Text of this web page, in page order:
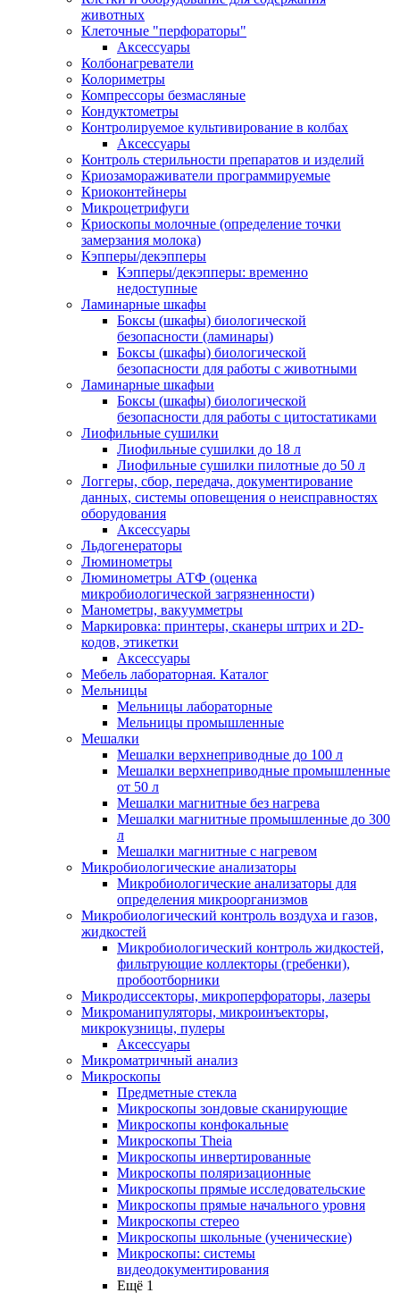
животных
Клеточные "перфораторы"
Аксессуары
Колбонагреватели
Колориметры
Компрессоры безмасляные
Кондуктометры
Контролируемое культивирование в колбах
Аксессуары
Контроль стерильности препаратов и изделий
Криозамораживатели программируемые
Криоконтейнеры
Микроцетрифуги
Криоскопы молочные (определение точки
замерзания молока)
Кэпперы/декэпперы
Кэпперы/декэпперы: временно
недоступные
Ламинарные шкафы
Боксы (шкафы) биологической
безопасности (ламинары)
Боксы (шкафы) биологической
безопасности для работы с животными
Ламинарные шкафыи
Боксы (шкафы) биологической
безопасности для работы с цитостатиками
Лиофильные сушилки
Лиофильные сушилки до 18 л
Лиофильные сушилки пилотные до 50 л
Логгеры, сбор, передача, документирование
данных, системы оповещения о неисправностях
оборудования
Аксессуары
Льдогенераторы
Люминометры
Люминометры АТФ (оценка
микробиологической загрязненности)
Манометры, вакуумметры
Маркировка: принтеры, сканеры штрих и 2D-
кодов, этикетки
Аксессуары
Мебель лабораторная. Каталог
Мельницы
Мельницы лабораторные
Мельницы промышленные
Мешалки
Мешалки верхнеприводные до 100 л
Мешалки верхнеприводные промышленные
от 50 л
Мешалки магнитные без нагрева
Мешалки магнитные промышленные до 300
л
Мешалки магнитные с нагревом
Микробиологические анализаторы
Микробиологические анализаторы для
определения микроорганизмов
Микробиологический контроль воздуха и газов,
жидкостей
Микробиологический контроль жидкостей,
фильтрующие коллекторы (гребенки),
пробоотборники
Микродиссекторы, микроперфораторы, лазеры
Микроманипуляторы, микроинъекторы,
микрокузницы, пулеры
Аксессуары
Микроматричный анализ
Микроскопы
Предметные стекла
Микроскопы зондовые сканирующие
Микроскопы конфокальные
Микроскопы Theia
Микроскопы инвертированные
Микроскопы поляризационные
Микроскопы прямые исследовательские
Микроскопы прямые начального уровня
Микроскопы стерео
Микроскопы школьные (ученические)
Микроскопы: системы
видеодокументирования
Ещё 1